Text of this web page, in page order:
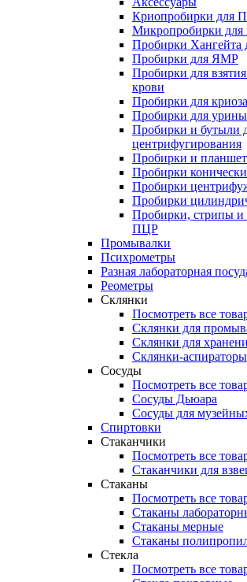
Криопробирки для
Микропробирки для
Пробирки Хангейта
Пробирки для ЯМР
Пробирки для
крови
Пробирки для
Пробирки для урины
Пробирки и бутыли
центрифугирования
Пробирки и
Пробирки
Пробирки
Пробирки
Пробирки, стрипы и
ПЦР
Промывалки
Психрометры
Разная лабораторная
Реометры
Склянки
Посмотреть все
Склянки для
Склянки для
Склянки-аспираторы
Сосуды
Посмотреть все
Сосуды Дьюара
Сосуды для
Спиртовки
Стаканчики
Посмотреть все
Стаканчики для
Стаканы
Посмотреть все
Стаканы
Стаканы мерные
Стаканы
Стекла
Посмотреть все